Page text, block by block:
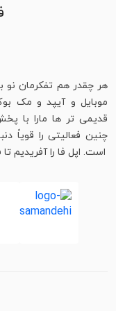
هر چقدر هم تفکرمان نو
موبایل و آیپد و مک
قدیمی تر ها مارا با
چنین فعالیتی را قویاً
است. اپل فا را آفریدیم